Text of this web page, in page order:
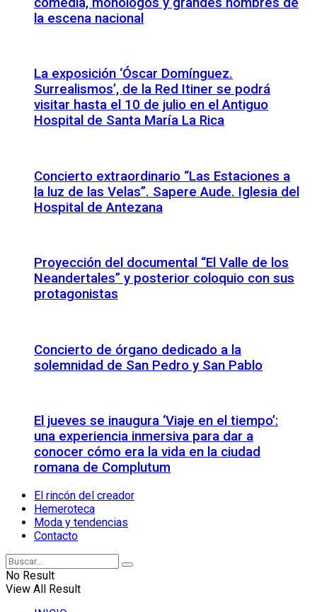
la escena nacional
La exposición ‘Óscar Domínguez.
Surrealismos’, de la Red Itiner se podrá
visitar hasta el 10 de julio en el Antiguo
Hospital de Santa María La Rica
Concierto extraordinario “Las Estaciones a
la luz de las Velas”. Sapere Aude. Iglesia del
Hospital de Antezana
Proyección del documental “El Valle de los
Neandertales” y posterior coloquio con sus
protagonistas
Concierto de órgano dedicado a la
solemnidad de San Pedro y San Pablo
El jueves se inaugura ‘Viaje en el tiempo’:
una experiencia inmersiva para dar a
conocer cómo era la vida en la ciudad
romana de Complutum
El rincón del creador
Hemeroteca
Moda y tendencias
Contacto
No Result
View All Result